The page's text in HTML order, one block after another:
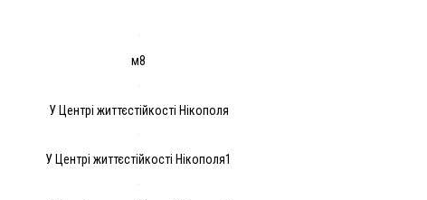
м8
У Центрі життєстійкості Нікополя
У Центрі життєстійкості Нікополя1